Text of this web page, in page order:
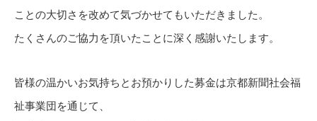
ことの大切さを改めて気づかせてもいただきました。
たくさんのご協力を頂いたことに深く感謝いたします。
皆様の温かいお気持ちとお預かりした募金は京都新聞社会福
祉事業団を通じて、